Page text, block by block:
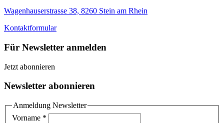
Wagenhauserstrasse 38, 8260 Stein am Rhein
Kontaktformular
Für Newsletter anmelden
Jetzt abonnieren
Newsletter abonnieren
Anmeldung Newsletter
Vorname *